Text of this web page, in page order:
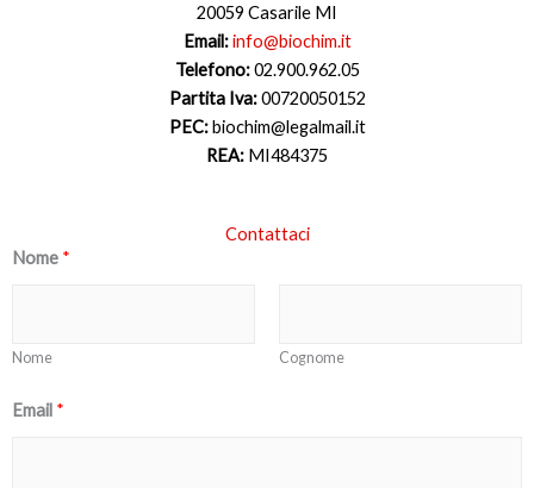
20059 Casarile MI
Email: info@biochim.it
Telefono:02.900.962.05
Partita Iva:00720050152
PEC: biochim@legalmail.it
REA: MI484375
Contattaci
Nome *
Nome Cognome
Email *